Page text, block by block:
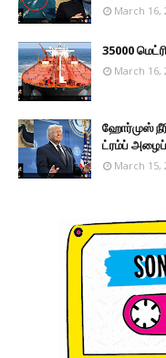
March 16,
35000
March 16,
ஹோர்முஸ்
ட்ரம்ப்
March 15,